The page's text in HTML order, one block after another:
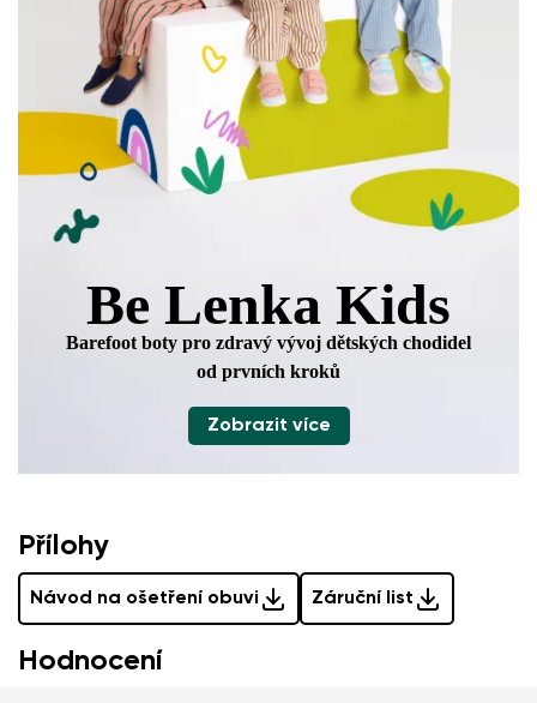
Be Lenka Kids
Barefoot boty pro zdravý vývoj dětských chodidel
od prvních kroků
Zobrazit více
Přílohy
Návod na ošetření obuvi Záruční list
Hodnocení